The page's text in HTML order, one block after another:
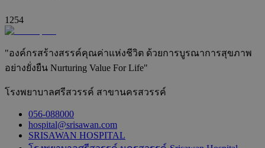
1254
"องค์กรสร้างสรรค์คุณค่าแห่งชีวิต ด้วยการบูรณาการสุขภาพ
อย่างยั่งยืน Nurturing Value For Life"
โรงพยาบาลศรีสวรรค์ สาขานครสวรรค์
056-088000
hospital@srisawan.com
SRISAWAN HOSPITAL